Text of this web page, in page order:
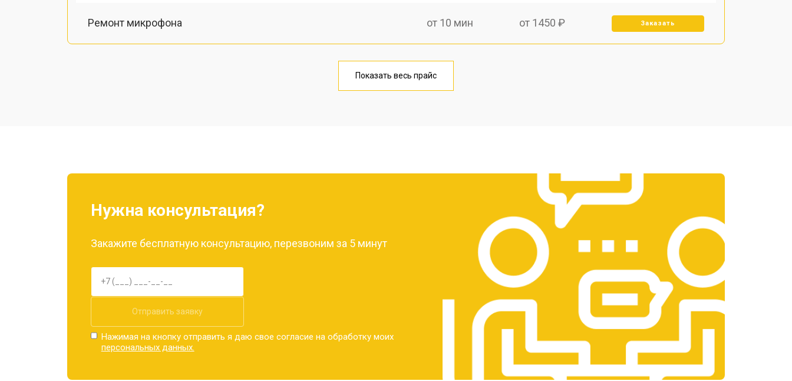
Ремонт микрофона от 10 мин от 1450 ₽ Заказать
от 40 мин
от 3300 ₽
от 1400 ₽ Заказать
Замена дисплея (экрана) от 2700 ₽ Заказать
Замена аккумулятора от 950 ₽ Заказать
Замена кнопки включения от 1750 ₽
Показать весь прайс
Нужна консультация?
Закажите бесплатную консультацию, перезвоним за 5 минут
Отправить заявку
Нажимая на кнопку отправить я даю свое согласие на обработку моих
персональных данных.